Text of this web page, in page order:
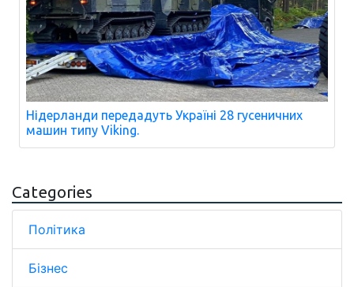
Нідерланди передадуть Україні 28 гусеничних
машин типу Viking.
Categories
Політика
Бізнес